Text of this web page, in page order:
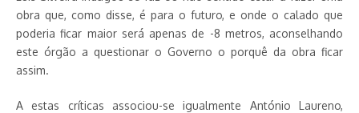
obra que, como disse, é para o futuro, e onde o calado que
poderia ficar maior será apenas de -8 metros, aconselhando
este órgão a questionar o Governo o porquê da obra ficar
assim.
A estas críticas associou-se igualmente António Laureno,